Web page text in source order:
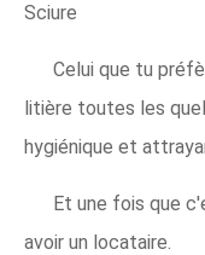
Sciure
Celui que tu
litière toutes les
hygiénique et
Et une fois que
avoir un locataire.